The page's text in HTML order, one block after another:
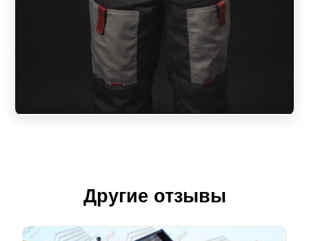
Другие отзывы